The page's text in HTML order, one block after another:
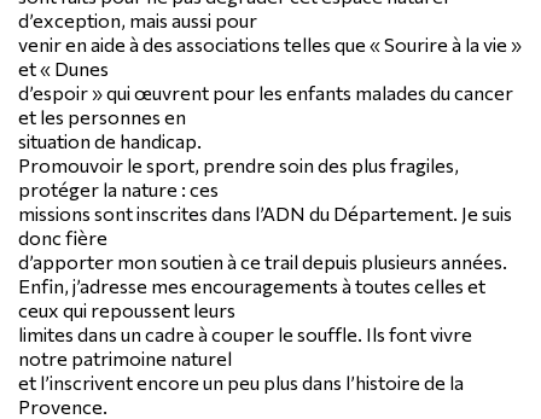
d’exception, mais aussi pour
venir en aide à des associations telles que « Sourire à la vie »
et « Dunes
d’espoir » qui œuvrent pour les enfants malades du cancer
et les personnes en
situation de handicap.
Promouvoir le sport, prendre soin des plus fragiles,
protéger la nature : ces
missions sont inscrites dans l’ADN du Département. Je suis
donc fière
d’apporter mon soutien à ce trail depuis plusieurs années.
Enfin, j’adresse mes encouragements à toutes celles et
ceux qui repoussent leurs
limites dans un cadre à couper le souffle. Ils font vivre
notre patrimoine naturel
et l’inscrivent encore un peu plus dans l’histoire de la
Provence.